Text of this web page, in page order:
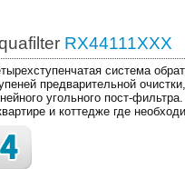
RX44111XXX
система
предварительной
угольного пост-
и коттедже где